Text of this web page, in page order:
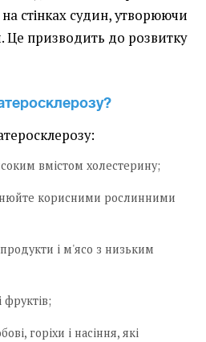
стінках судин, утворюючи
Це призводить до розвитку
вмістом холестерину;
корисними рослинними
і м'ясо з низьким
фруктів;
горіхи і насіння, які